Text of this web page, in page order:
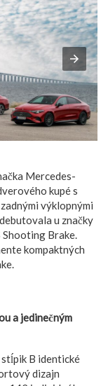
Mercedes-
kupé s
výklopnými
u značky
Brake.
kompaktných
a jedinečným
B identické
dizajn